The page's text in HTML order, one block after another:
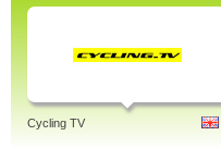
Cycling TV